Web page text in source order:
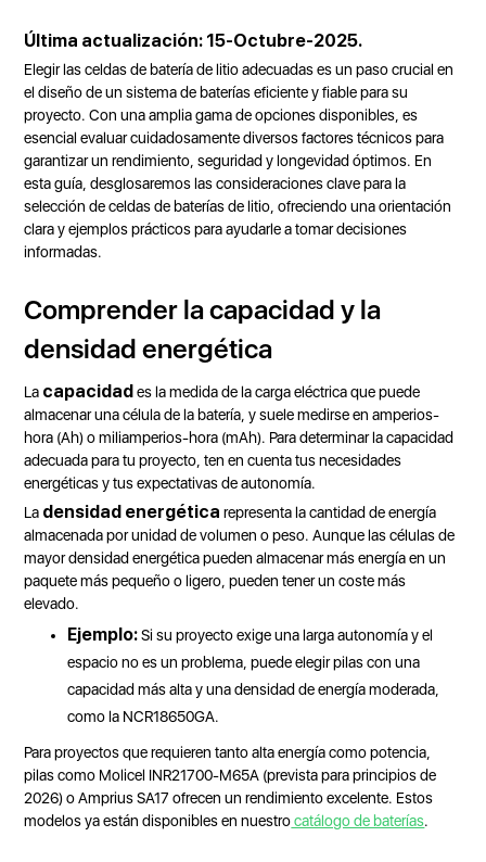
Última actualización: 15-Octubre-2025.
Elegir las celdas de batería de litio adecuadas es un paso crucial en
el diseño de un sistema de baterías eficiente y fiable para su
proyecto. Con una amplia gama de opciones disponibles, es
esencial evaluar cuidadosamente diversos factores técnicos para
garantizar un rendimiento, seguridad y longevidad óptimos. En
esta guía, desglosaremos las consideraciones clave para la
selección de celdas de baterías de litio, ofreciendo una orientación
clara y ejemplos prácticos para ayudarle a tomar decisiones
informadas.
Comprender la capacidad y la
densidad energética
La capacidades la medida de la carga eléctrica que puede
almacenar una célula de la batería, y suele medirse en amperios-
hora (Ah) o miliamperios-hora (mAh). Para determinar la capacidad
adecuada para tu proyecto, ten en cuenta tus necesidades
energéticas y tus expectativas de autonomía.
La densidad energética representa la cantidad de energía
almacenada por unidad de volumen o peso. Aunque las células de
mayor densidad energética pueden almacenar más energía en un
paquete más pequeño o ligero, pueden tener un coste más
elevado.
Ejemplo:Si su proyecto exige una larga autonomía y el
espacio no es un problema, puede elegir pilas con una
capacidad más alta y una densidad de energía moderada,
como la NCR18650GA.
Para proyectos que requieren tanto alta energía como potencia,
pilas como Molicel INR21700-M65A (prevista para principios de
2026) o Amprius SA17 ofrecen un rendimiento excelente. Estos
modelos ya están disponibles en nuestrocatálogo de baterías.